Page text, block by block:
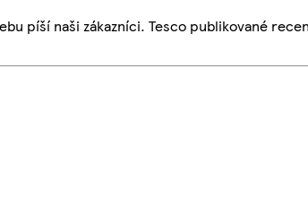
píší naši zákazníci. Tesco publikované